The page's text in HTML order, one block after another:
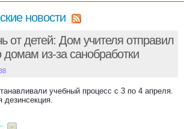
новости
от детей: Дом учителя отправил
домам из-за санобработки
учебный процесс с 3 по 4 апреля.